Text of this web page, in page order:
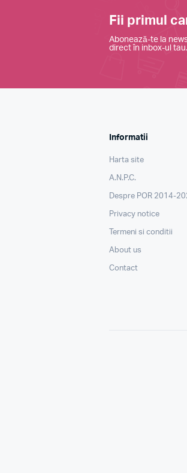
Fii primul
Abonează-te la
direct în inbox-ul tau.
Informatii
Harta site
A.N.P.C.
Despre POR 2014-
Privacy notice
Termeni si conditii
About us
Contact